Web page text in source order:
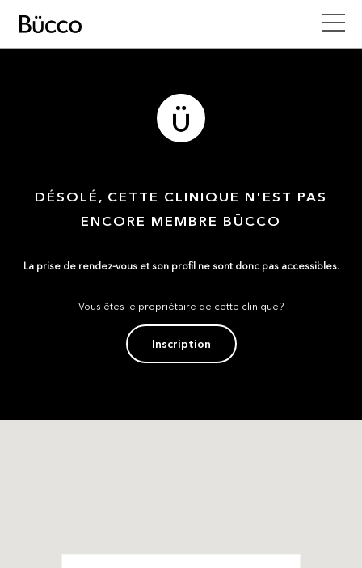
DÉSOLÉ, CETTE CLINIQUE N'EST PAS
ENCORE MEMBRE BÜCCO
La prise de rendez-vous et son profil ne sont donc pas accessibles.
Vous êtes le propriétaire de cette clinique?
Inscription